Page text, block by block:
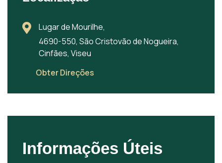
Lugar de Mourilhe,
4690-550, São Cristovão de Nogueira,
Cinfães, Viseu
Obter Direções
Informações Úteis